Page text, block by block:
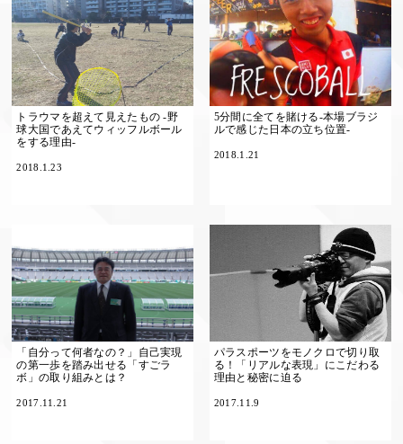
トラウマを超えて見えたもの -野
球大国であえてウィッフルボール
をする理由-
2018.1.23
5分間に全てを賭ける-本場ブラジ
ルで感じた日本の立ち位置-
2018.1.21
「自分って何者なの？」自己実現
の第一歩を踏み出せる「すごラ
ボ」の取り組みとは？
2017.11.21
パラスポーツをモノクロで切り取
る！「リアルな表現」にこだわる
理由と秘密に迫る
2017.11.9